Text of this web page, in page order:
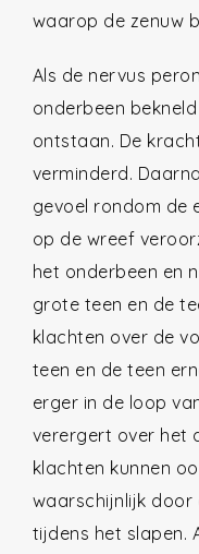
waarop de zenuw
Als de nervus
onderbeen
ontstaan. De
verminderd.
gevoel rondom de
op de wreef
het onderbeen en
grote teen en de
klachten over de
teen en de teen
erger in de loop
verergert over het
klachten kunnen
waarschijnlijk door
tijdens het slapen.